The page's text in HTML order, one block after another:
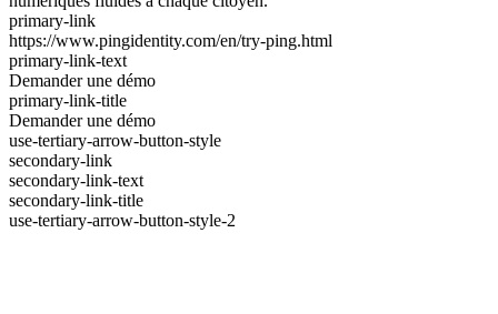
primary-link
https://www.pingidentity.com/en/try-ping.html
primary-link-text
Demander une démo
primary-link-title
Demander une démo
use-tertiary-arrow-button-style
secondary-link
secondary-link-text
secondary-link-title
use-tertiary-arrow-button-style-2